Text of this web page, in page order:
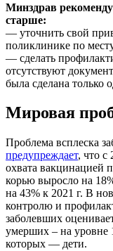
Минздрав
старше:
— уточнить свой
поликлинике по
— сделать
отсутствуют
была сделана только
Мировая
Проблема всплеска
предупреждает, что с
охвата вакцинацией
корью выросло на
на 43% к 2021 г. В
контролю и
заболевших
умерших – на уровне
которых — дети.